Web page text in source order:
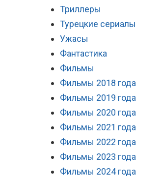
Триллеры
Турецкие сериалы
Ужасы
Фантастика
Фильмы
Фильмы 2018 года
Фильмы 2019 года
Фильмы 2020 года
Фильмы 2021 года
Фильмы 2022 года
Фильмы 2023 года
Фильмы 2024 года